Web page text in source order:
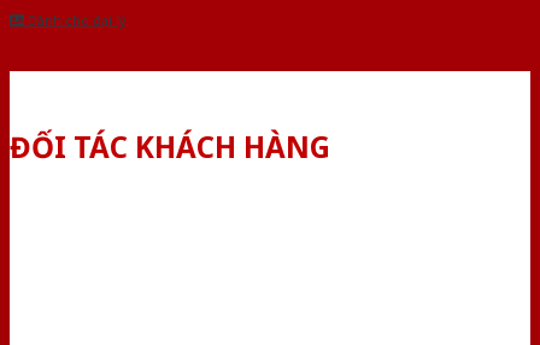
Dành cho đại lý
ĐỐI TÁC KHÁCH HÀNG